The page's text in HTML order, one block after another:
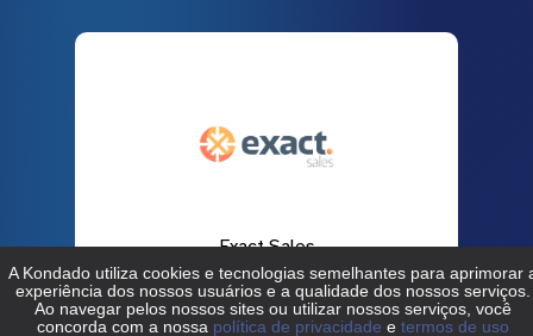
Exact Sales
Saiba mais →